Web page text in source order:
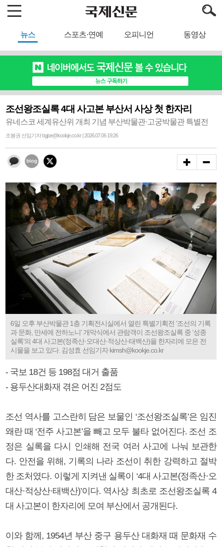
뉴스 스포츠·연예 오피니언 동영상
조선왕조실록 4대 사고본 부산서 사상 첫 한자리
유네스코 세계유산위 개최 기념 부산박물관·고궁박물관 특별전
조봉권 선임기자 bgjoe@kookje.co.kr | 2026.07.06 19:26
6일 오후 부산박물관 1층 기획전시실에서 열린 특별기획전 ’조선의 기록
과 문화, 만세에 전하노니’ 개막식에서 관람객이 조선왕조실록 중 ‘성종
실록’의 4대 사고본(정족산·오대산·적상산·태백산)을 한자리에 모은 전
시물을 보고 있다. 김성효 선임기자 kimsh@kookje.co.kr
- 국보 18건 등 198점 대거 출품
- 용두산대화재 겪은 어진 2점도
조선 역사를 고스란히 담은 보물인 ‘조선왕조실록’은 임진
왜란 때 ‘전주 사고본’을 빼고 모두 불타 없어진다. 조선 조
정은 실록을 다시 인쇄해 전국 여러 사고에 나눠 보관한
다. 안전을 위해, 기록의 나라 조선이 취한 강력하고 절박
한 조처였다. 이렇게 지켜낸 실록이 ‘4대 사고본(정족산·오
대산·적상산·태백산)’이다. 역사상 최초로 조선왕조실록 4
대 사고본이 한자리에 모여 부산에서 공개된다.
이와 함께, 1954년 부산 중구 용두산 대화재 때 문화재 수